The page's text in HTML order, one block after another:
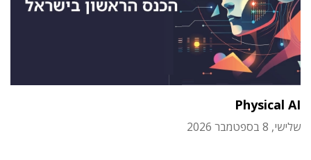
Physical AI
שלישי, 8 בספטמבר 2026